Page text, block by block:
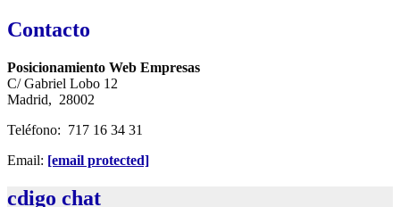
Contacto
Posicionamiento Web Empresas
C/ Gabriel Lobo 12
Madrid, 28002
Teléfono: 717 16 34 31
Email: [email protected]
cdigo chat